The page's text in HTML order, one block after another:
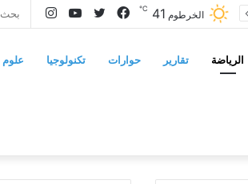
انستقراميوتيوبتويتر
فيسبوك الخرطوم 41
℃
الرياضة تقارير حوارات تكنولوجيا علوم